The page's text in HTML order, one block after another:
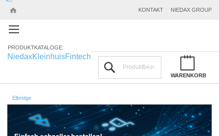
NIEDAX GROUP
KONTAKT
PRODUKTKATALOGE:
NiedaxKleinhuisFintech
WARENKORB
Elbridge